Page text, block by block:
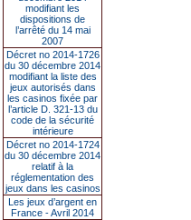
modifiant les
dispositions de
l’arrêté du 14 mai
2007
Décret no 2014-1726
du 30 décembre 2014
modifiant la liste des
jeux autorisés dans
les casinos fixée par
l’article D. 321-13 du
code de la sécurité
intérieure
Décret no 2014-1724
du 30 décembre 2014
relatif à la
réglementation des
jeux dans les casinos
Les jeux d’argent en
France - Avril 2014